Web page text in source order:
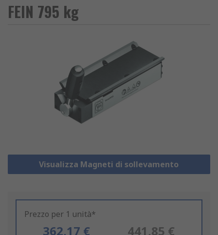
FEIN 795 kg
Visualizza Magneti di sollevamento
Prezzo per 1 unità*
362,17 € 441,85 €